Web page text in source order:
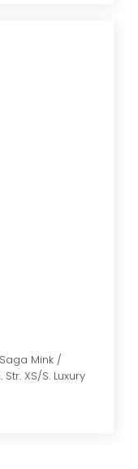
Mink /
XS/S. Luxury